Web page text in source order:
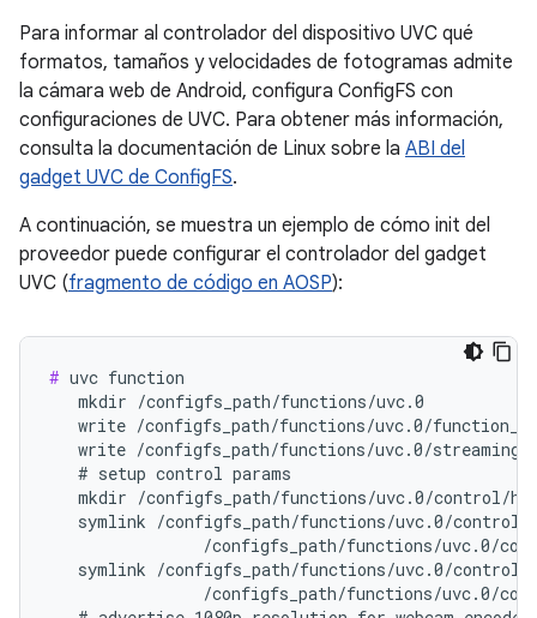
Para informar al controlador del dispositivo UVC qué
formatos, tamaños y velocidades de fotogramas admite
la cámara web de Android, configura ConfigFS con
configuraciones de UVC. Para obtener más información,
consulta la documentación de Linux sobre la ABI del
gadget UVC de ConfigFS.
A continuación, se muestra un ejemplo de cómo init del
proveedor puede configurar el controlador del gadget
UVC (fragmento de código en AOSP):
# uvc function
   mkdir /configfs_path/functions/uvc.0
write /configfs_path/functions/uvc.0/
write /configfs_path/functions/uvc.0/
   # setup control params
mkdir /configfs_path/functions/uvc.0/control/
symlink /configfs_path/functions/uvc.0/control/
/configfs_path/functions/uvc.0/
symlink /configfs_path/functions/uvc.0/control/
/configfs_path/functions/uvc.0/